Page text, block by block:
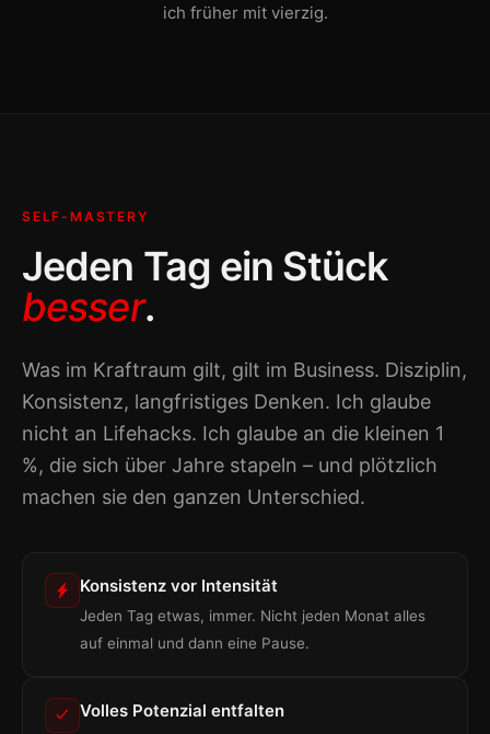
ich früher mit vierzig.
SELF-MASTERY
Jeden Tag ein Stück
besser.
Was im Kraftraum gilt, gilt im Business. Disziplin,
Konsistenz, langfristiges Denken. Ich glaube
nicht an Lifehacks. Ich glaube an die kleinen 1
%, die sich über Jahre stapeln – und plötzlich
machen sie den ganzen Unterschied.
Konsistenz vor Intensität
Jeden Tag etwas, immer. Nicht jeden Monat alles
auf einmal und dann eine Pause.
Volles Potenzial entfalten